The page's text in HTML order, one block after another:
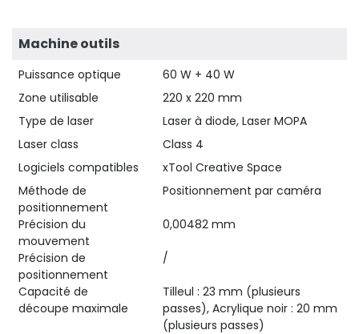
Machine outils
Puissance optique
60 W + 40 W
Zone utilisable
220 x 220 mm
Type de laser
Laser à diode, Laser MOPA
Laser class
Class 4
Logiciels compatibles
xTool Creative Space
Méthode de
positionnement
Positionnement par caméra
Précision du
mouvement
0,00482 mm
Précision de
positionnement
/
Capacité de
découpe maximale
Tilleul : 23 mm (plusieurs
passes), Acrylique noir : 20 mm
(plusieurs passes)